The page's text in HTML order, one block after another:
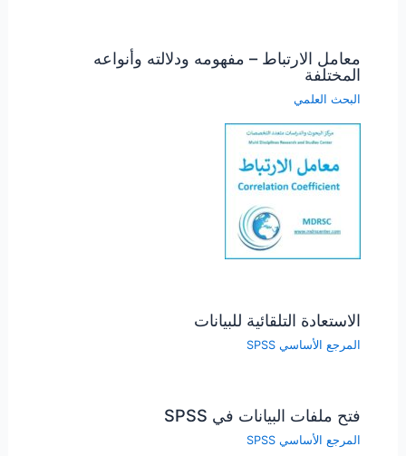
معامل الارتباط – مفهومه ودلالته وأنواعه
المختلفة
البحث العلمي
الاستعادة التلقائية للبيانات
المرجع الأساسي SPSS
فتح ملفات البيانات في SPSS
المرجع الأساسي SPSS